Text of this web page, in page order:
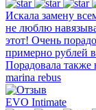
Искала замену
не люблю
этот! Очень
примерно рублей
Порадовала также
marina rebus
EVO Intimate